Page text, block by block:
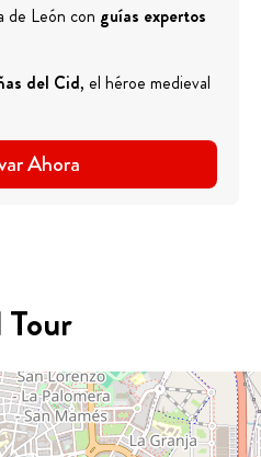
de León con guías expertos
del Cid, el héroe medieval
Ahora